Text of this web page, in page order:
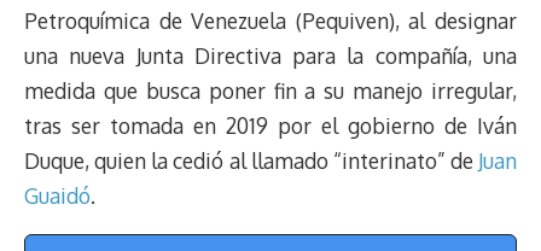
Petroquímica de Venezuela (Pequiven), al designar
una nueva Junta Directiva para la compañía, una
medida que busca poner fin a su manejo irregular,
tras ser tomada en 2019 por el gobierno de Iván
Duque, quien la cedió al llamado “interinato” de Juan
Guaidó.